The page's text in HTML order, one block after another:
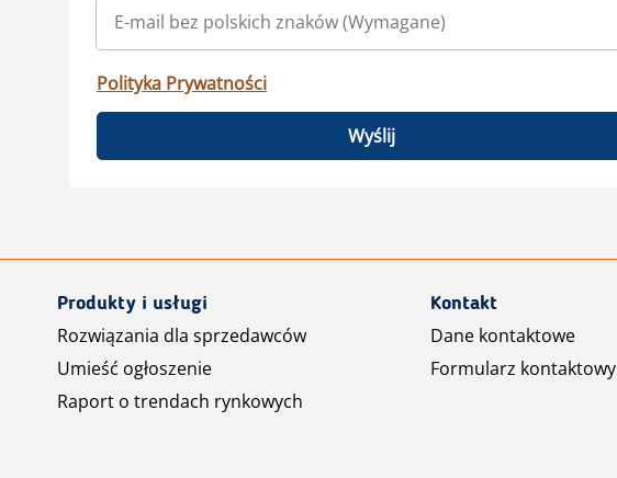
Polityka Prywatności
Wyślij
Produkty i usługi
Rozwiązania dla sprzedawców
Umieść ogłoszenie
Raport o trendach rynkowych
Kontakt
Dane kontaktowe
Formularz kontaktowy